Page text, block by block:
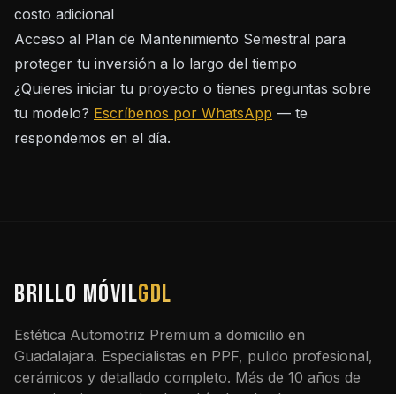
costo adicional
Acceso al Plan de Mantenimiento Semestral para
proteger tu inversión a lo largo del tiempo
¿Quieres iniciar tu proyecto o tienes preguntas sobre
tu modelo? Escríbenos por WhatsApp — te
respondemos en el día.
BRILLO MÓVILGDL
Estética Automotriz Premium a domicilio en
Guadalajara. Especialistas en PPF, pulido profesional,
cerámicos y detallado completo. Más de 10 años de